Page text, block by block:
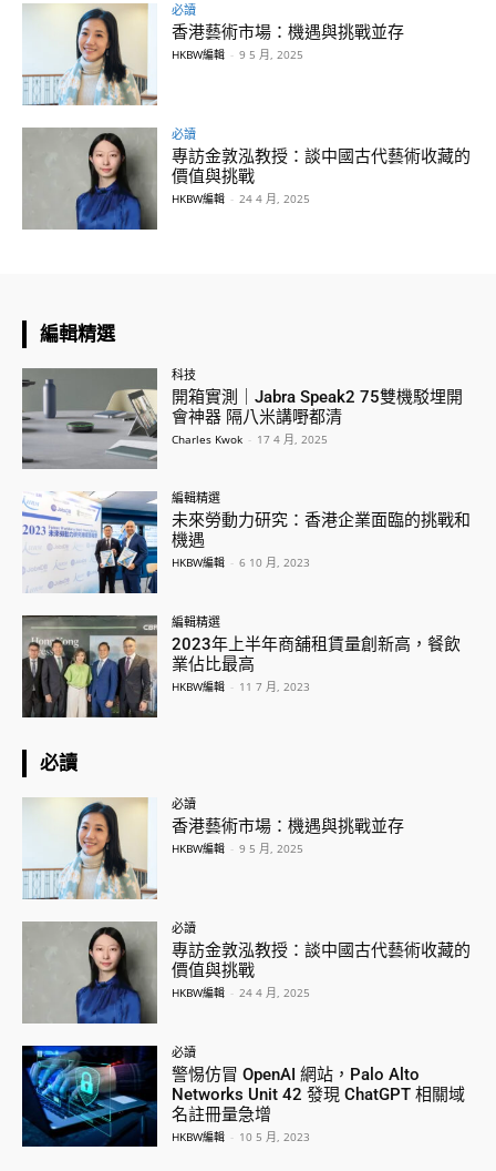
必讀
香港藝術市場：機遇與挑戰並存
HKBW編輯 - 9 5 月, 2025
必讀
專訪金敦泓教授：談中國古代藝術收藏的
價值與挑戰
HKBW編輯 - 24 4 月, 2025
編輯精選
科技
開箱實測｜Jabra Speak2 75雙機駁埋開
會神器 隔八米講嘢都清
Charles Kwok - 17 4 月, 2025
編輯精選
未來勞動力研究：香港企業面臨的挑戰和
機遇
HKBW編輯 - 6 10 月, 2023
編輯精選
2023年上半年商舖租賃量創新高，餐飲
業佔比最高
HKBW編輯 - 11 7 月, 2023
必讀
必讀
香港藝術市場：機遇與挑戰並存
HKBW編輯 - 9 5 月, 2025
必讀
專訪金敦泓教授：談中國古代藝術收藏的
價值與挑戰
HKBW編輯 - 24 4 月, 2025
必讀
警惕仿冒 OpenAI 網站，Palo Alto
Networks Unit 42 發現 ChatGPT 相關域
名註冊量急增
HKBW編輯 - 10 5 月, 2023